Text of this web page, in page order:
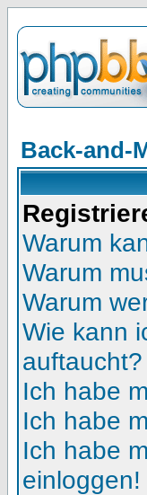
Back-and-
Warum
Warum
Warum
Wie kann
auftaucht?
Ich habe
Ich habe
Ich habe
einloggen!